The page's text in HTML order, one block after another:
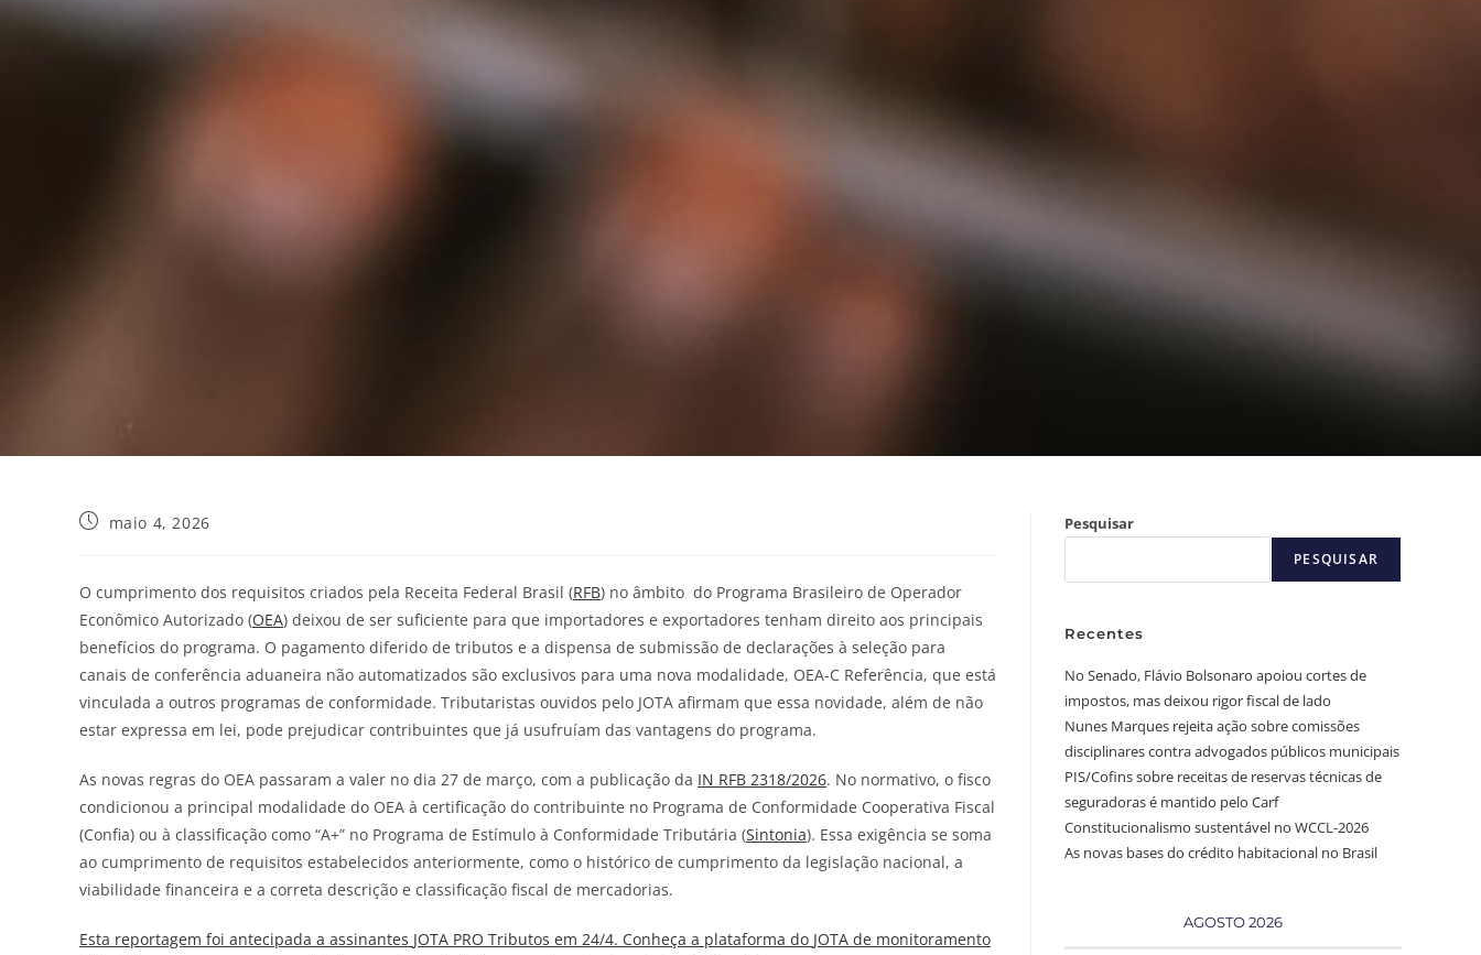
maio 4, 2026
O cumprimento dos requisitos criados pela Receita Federal Brasil (RFB) no âmbito do Programa Brasileiro de Operador
Econômico Autorizado (OEA) deixou de ser suficiente para que importadores e exportadores tenham direito aos principais
benefícios do programa. O pagamento diferido de tributos e a dispensa de submissão de declarações à seleção para
canais de conferência aduaneira não automatizados são exclusivos para uma nova modalidade, OEA-C Referência, que está
vinculada a outros programas de conformidade. Tributaristas ouvidos pelo JOTA afirmam que essa novidade, além de não
estar expressa em lei, pode prejudicar contribuintes que já usufruíam das vantagens do programa.
As novas regras do OEA passaram a valer no dia 27 de março, com a publicação da IN RFB 2318/2026. No normativo, o fisco
condicionou a principal modalidade do OEA à certificação do contribuinte no Programa de Conformidade Cooperativa Fiscal
(Confia) ou à classificação como “A+” no Programa de Estímulo à Conformidade Tributária (Sintonia). Essa exigência se soma
ao cumprimento de requisitos estabelecidos anteriormente, como o histórico de cumprimento da legislação nacional, a
viabilidade financeira e a correta descrição e classificação fiscal de mercadorias.
Esta reportagem foi antecipada a assinantes JOTA PRO Tributos em 24/4. Conheça a plataforma do JOTA de monitoramento
Pesquisar
PESQUISAR
Recentes
No Senado, Flávio Bolsonaro apoiou cortes de
impostos, mas deixou rigor fiscal de lado
Nunes Marques rejeita ação sobre comissões
disciplinares contra advogados públicos municipais
PIS/Cofins sobre receitas de reservas técnicas de
seguradoras é mantido pelo Carf
Constitucionalismo sustentável no WCCL-2026
As novas bases do crédito habitacional no Brasil
AGOSTO 2026